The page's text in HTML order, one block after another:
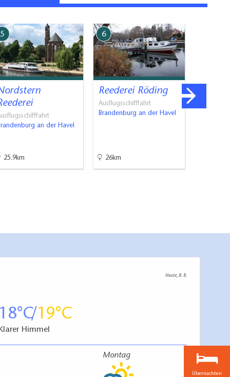
5
an der Havel
25.9km
6
Reederei Röding
Ausflugsschifffahrt
Brandenburg an der Havel
26km
Heute, 8. 8.
18 19
Klarer Himmel
Montag
Übernachten